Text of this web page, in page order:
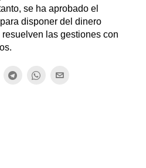
se ha aprobado el
disponer del dinero
las gestiones con